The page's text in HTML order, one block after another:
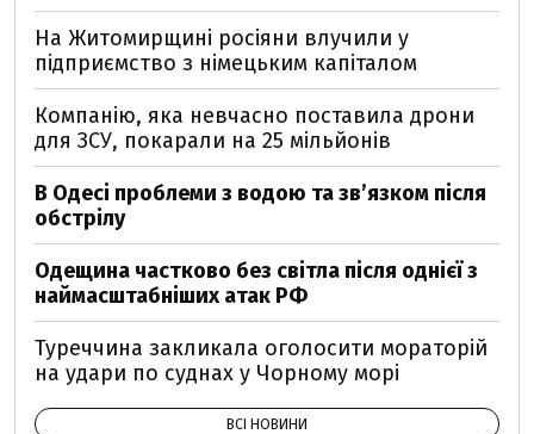
На Житомирщині росіяни влучили у
підприємство з німецьким капіталом
Компанію, яка невчасно поставила дрони
для ЗСУ, покарали на 25 мільйонів
В Одесі проблеми з водою та звʼязком після
обстрілу
Одещина частково без світла після однієї з
наймасштабніших атак РФ
Туреччина закликала оголосити мораторій
на удари по суднах у Чорному морі
ВСІ НОВИНИ